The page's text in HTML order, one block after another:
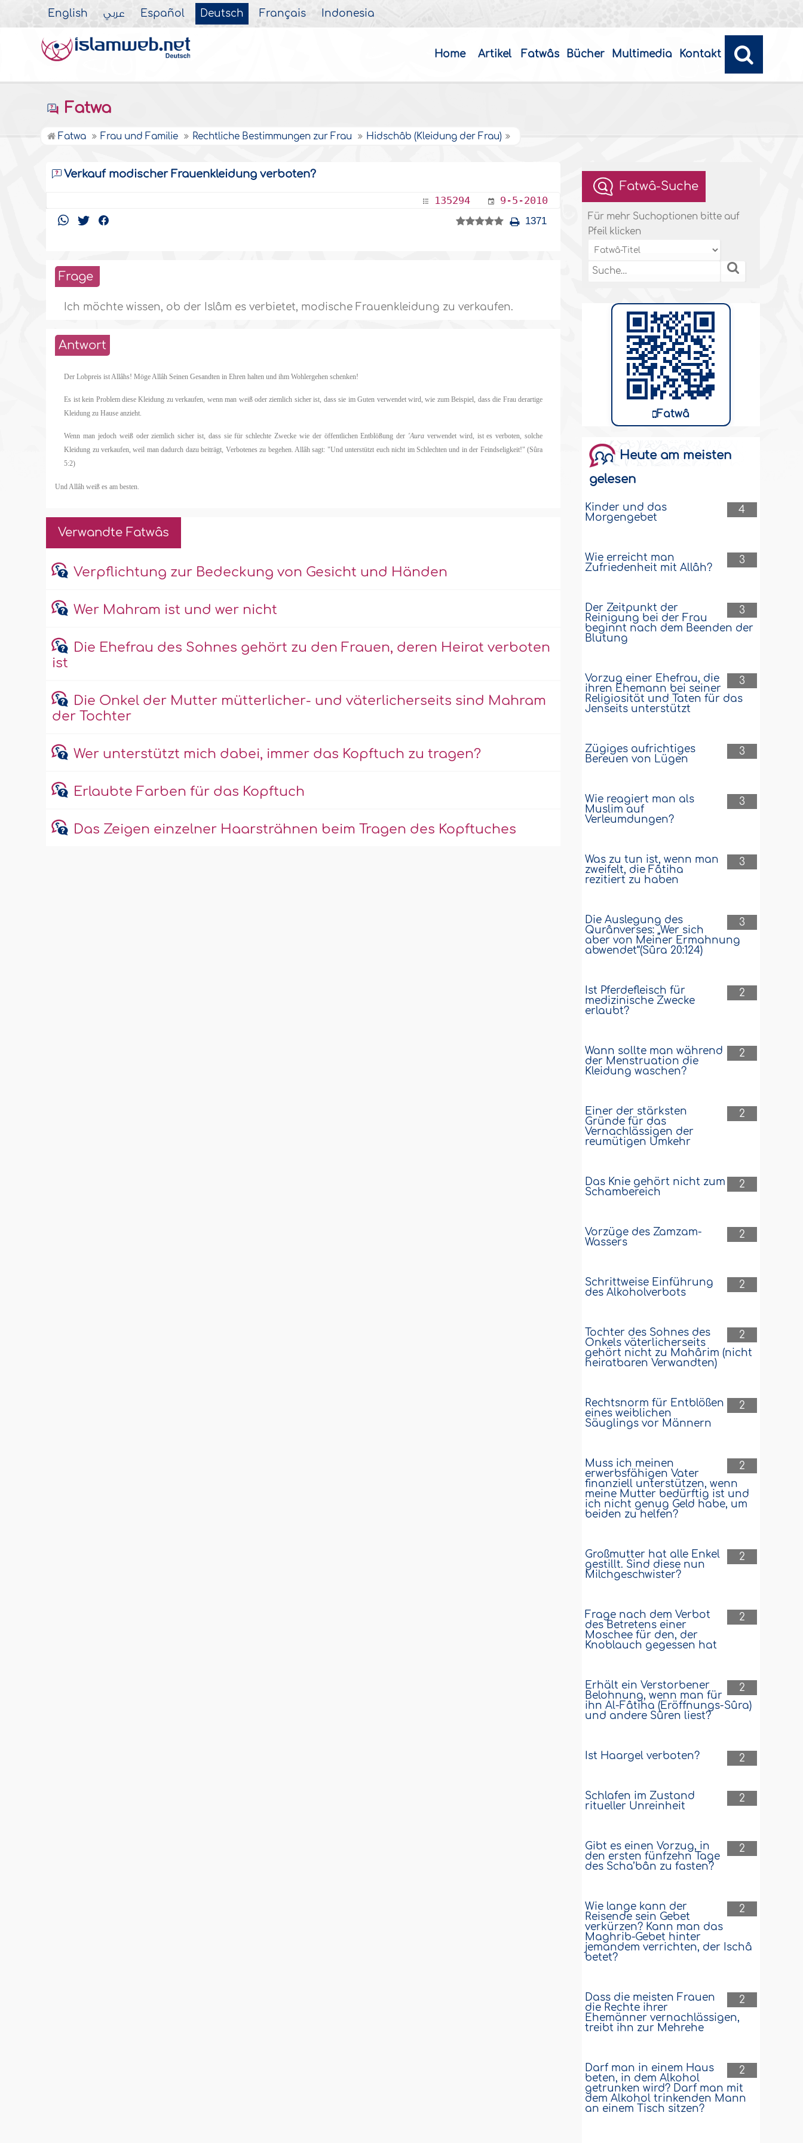
English عربي Español Deutsch Français Indonesia
Home Artikel Fatwâs Bücher Multimedia Kontakt
Fatwa
Fatwa Frau und Familie Rechtliche Bestimmungen zur Frau Hidschâb (Kleidung der Frau)
Verkauf modischer Frauenkleidung verboten?
135294 9-5-2010
1371
Frage
Ich möchte wissen, ob der Islâm es verbietet, modische Frauenkleidung zu verkaufen.
Antwort
Der Lobpreis ist Allâhs! Möge Allâh Seinen Gesandten in Ehren halten und ihm Wohlergehen schenken!
Es ist kein Problem diese Kleidung zu verkaufen, wenn man weiß oder ziemlich sicher ist, dass sie im Guten verwendet wird, wie zum Beispiel, dass die Frau derartige
Kleidung zu Hause anzieht.
Wenn man jedoch weiß oder ziemlich sicher ist, dass sie für schlechte Zwecke wie der öffentlichen Entblößung der 'Aura verwendet wird, ist es verboten, solche
Kleidung zu verkaufen, weil man dadurch dazu beiträgt, Verbotenes zu begehen. Allâh sagt: "Und unterstützt euch nicht im Schlechten und in der Feindseligkeit!" (Sûra
5:2)
Und Allâh weiß es am besten.
Verwandte Fatwâs
Verpflichtung zur Bedeckung von Gesicht und Händen
Wer Mahram ist und wer nicht
Die Ehefrau des Sohnes gehört zu den Frauen, deren Heirat verboten
ist
Die Onkel der Mutter mütterlicher- und väterlicherseits sind Mahram
der Tochter
Wer unterstützt mich dabei, immer das Kopftuch zu tragen?
Erlaubte Farben für das Kopftuch
Das Zeigen einzelner Haarsträhnen beim Tragen des Kopftuches
Fatwâ-Suche
Für mehr Suchoptionen bitte auf
Pfeil klicken
Fatwâ
Heute am meisten
gelesen
4
Kinder und das
Morgengebet
3
Wie erreicht man
Zufriedenheit mit Allâh?
3
Der Zeitpunkt der
Reinigung bei der Frau
beginnt nach dem Beenden der
Blutung
3
Vorzug einer Ehefrau, die
ihren Ehemann bei seiner
Religiosität und Taten für das
Jenseits unterstützt
3
Zügiges aufrichtiges
Bereuen von Lügen
3
Wie reagiert man als
Muslim auf
Verleumdungen?
3
Was zu tun ist, wenn man
zweifelt, die Fâtiha
rezitiert zu haben
3
Die Auslegung des
Qurânverses: „Wer sich
aber von Meiner Ermahnung
abwendet“(Sûra 20:124)
2
Ist Pferdefleisch für
medizinische Zwecke
erlaubt?
2
Wann sollte man während
der Menstruation die
Kleidung waschen?
2
Einer der stärksten
Gründe für das
Vernachlässigen der
reumütigen Umkehr
2
Das Knie gehört nicht zum
Schambereich
2
Vorzüge des Zamzam-
Wassers
2
Schrittweise Einführung
des Alkoholverbots
2
Tochter des Sohnes des
Onkels väterlicherseits
gehört nicht zu Mahârim (nicht
heiratbaren Verwandten)
2
Rechtsnorm für Entblößen
eines weiblichen
Säuglings vor Männern
2
Muss ich meinen
erwerbsfähigen Vater
finanziell unterstützen, wenn
meine Mutter bedürftig ist und
ich nicht genug Geld habe, um
beiden zu helfen?
2
Großmutter hat alle Enkel
gestillt. Sind diese nun
Milchgeschwister?
2
Frage nach dem Verbot
des Betretens einer
Moschee für den, der
Knoblauch gegessen hat
2
Erhält ein Verstorbener
Belohnung, wenn man für
ihn Al-Fâtiha (Eröffnungs-Sûra)
und andere Sûren liest?
2
Ist Haargel verboten?
2
Schlafen im Zustand
ritueller Unreinheit
2
Gibt es einen Vorzug, in
den ersten fünfzehn Tage
des Scha’bân zu fasten?
2
Wie lange kann der
Reisende sein Gebet
verkürzen? Kann man das
Maghrib-Gebet hinter
jemandem verrichten, der Ischâ
betet?
2
Dass die meisten Frauen
die Rechte ihrer
Ehemänner vernachlässigen,
treibt ihn zur Mehrehe
2
Darf man in einem Haus
beten, in dem Alkohol
getrunken wird? Darf man mit
dem Alkohol trinkenden Mann
an einem Tisch sitzen?